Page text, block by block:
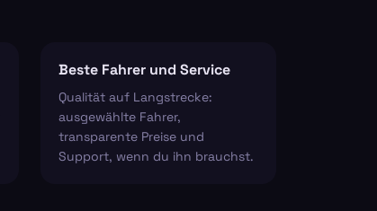
Beste Fahrer und Service
Qualität auf Langstrecke:
ausgewählte Fahrer,
transparente Preise und
Support, wenn du ihn brauchst.